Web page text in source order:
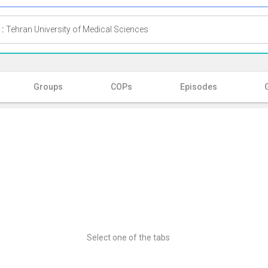
Tehran University of Medical Sciences
Groups COPs Episodes
Select one of the tabs